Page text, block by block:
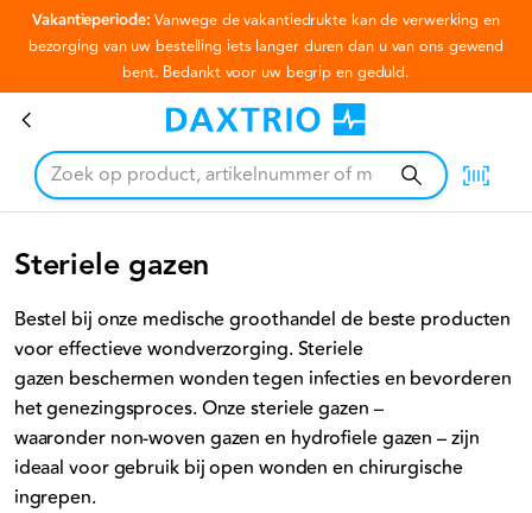
Ga naar hoofdinhoud
Vakantieperiode: Vanwege de vakantiedrukte kan de verwerking en
bezorging van uw bestelling iets langer duren dan u van ons gewend
bent. Bedankt voor uw begrip en geduld.
Steriele gazen
Steriele gazen
Bestel bij onze medische groothandel de beste producten
voor effectieve wondverzorging. Steriele
gazen beschermen wonden tegen infecties en bevorderen
het genezingsproces. Onze steriele gazen –
waaronder non-woven gazen en hydrofiele gazen – zijn
ideaal voor gebruik bij open wonden en chirurgische
ingrepen.